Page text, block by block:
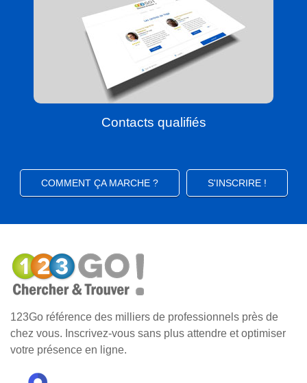
Contacts qualifiés
COMMENT ÇA MARCHE ? S'INSCRIRE !
123Go référence des milliers de professionnels près de
chez vous. Inscrivez-vous sans plus attendre et optimiser
votre présence en ligne.